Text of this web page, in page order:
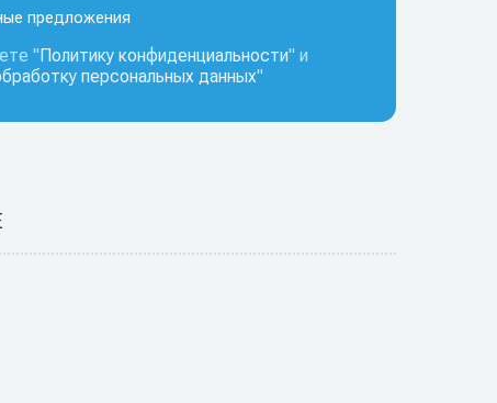
предложения
" Политику конфиденциальности" и
персональных данных"